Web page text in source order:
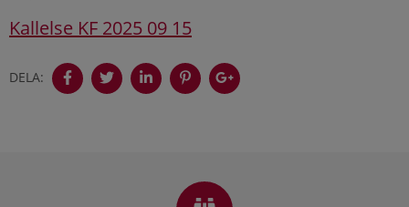
Kallelse KF 2025 09 15
DELA: